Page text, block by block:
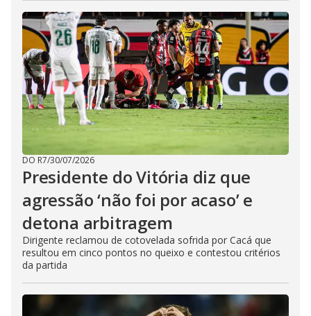
DO R7/30/07/2026
Presidente do Vitória diz que
agressão ‘não foi por acaso’ e
detona arbitragem
Dirigente reclamou de cotovelada sofrida por Cacá que
resultou em cinco pontos no queixo e contestou critérios
da partida